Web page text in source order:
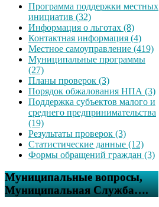
Программа поддержки местных
инициатив (32)
Информация о льготах (8)
Контактная информация (4)
Местное самоуправление (419)
Муниципальные программы
(27)
Планы проверок (3)
Порядок обжалования НПА (3)
Поддержка субъектов малого и
среднего предпринимательства
(19)
Результаты проверок (3)
Статистические данные (12)
Формы обращений граждан (3)
Муниципальные вопросы,
Муниципальная Служба….